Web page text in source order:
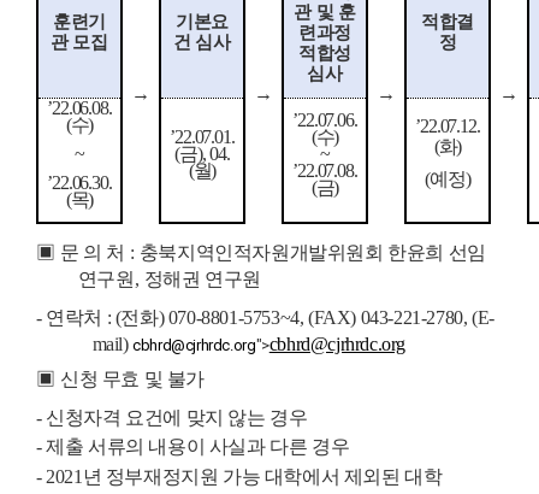
훈련기
관 모집
→
기본요
건 심사
→
관 및 훈
련과정
적합성
심사
→
적합결
정
→
’22.06.08.
(수)
~
’22.06.30.
(목)
’22.07.01.
(금), 04.
(월)
’22.07.06.
(수)
~
’22.07.08.
(금)
’22.07.12.
(화)
(예정)
▣ 문 의 처 : 충북지역인적자원개발위원회 한윤희 선임
연구원 , 정해권 연구원
- 연락처 : (전화) 070-8801-5753~4, (FAX) 043-221-2780, (E-
mail)cbhrd@cjrhrdc.org">cbhrd@cjrhrdc.org
▣ 신청 무효 및 불가
- 신청자격 요건에 맞지 않는 경우
-제출 서류의 내용이 사실과 다른 경우
- 2021 년 정부재정지원 가능 대학에서 제외된 대학